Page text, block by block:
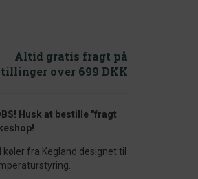
Altid gratis fragt på
over 699 DKK
Husk at bestille "fragt
køler fra Kegland designet til